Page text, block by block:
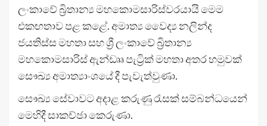
ලංකාවේ බ්‍රිතාන්‍ය මහකොමසාරිස්වරයායි මෙම
එකඟතාව පළ කළේ. අමාත්‍ය වෛද්‍ය නලින්ද
ජයතිස්ස මහතා සහ ශ්‍රී ලංකාවේ බ්‍රිතාන්‍ය
මහකොමසාරිස් ඇන්ඩෲ පැට්‍රික් මහතා අතර හමුවක්
සෞඛ්‍ය අමාත්‍යාංශයේ දී පැවැත්වුණා.
සෞඛ්‍ය සේවාවට අදාළ කරුණු රැසක් සම්බන්ධයෙන්
මෙහිදී සාකච්ඡා කෙරුණා.